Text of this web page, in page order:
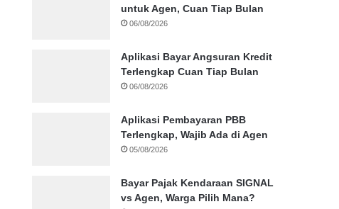
untuk Agen, Cuan Tiap Bulan
06/08/2026
Aplikasi Bayar Angsuran Kredit
Terlengkap Cuan Tiap Bulan
06/08/2026
Aplikasi Pembayaran PBB
Terlengkap, Wajib Ada di Agen
05/08/2026
Bayar Pajak Kendaraan SIGNAL
vs Agen, Warga Pilih Mana?